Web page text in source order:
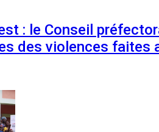
: le Conseil
des violences faites